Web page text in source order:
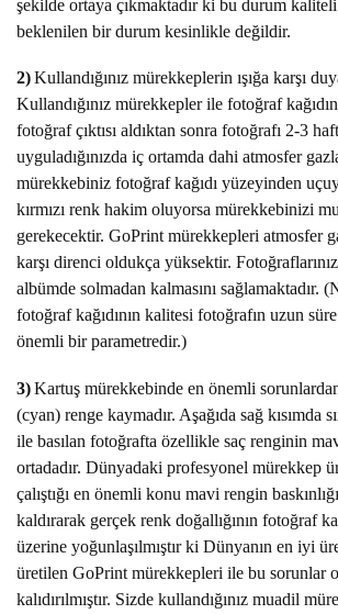
şekilde ortaya çıkmaktadır ki bu durum
beklenilen bir durum kesinlikle değildir.
2)Kullandığınız mürekkeplerin ışığa karşı
Kullandığınız mürekkepler ile fotoğraf
fotoğraf çıktısı aldıktan sonra fotoğrafı 2-3
uyguladığınızda iç ortamda dahi atmosfer
mürekkebiniz fotoğraf kağıdı yüzeyinden
kırmızı renk hakim oluyorsa mürekkebinizi
gerekecektir. GoPrint mürekkepleri atmosfer
karşı direnci oldukça yüksektir.
albümde solmadan kalmasını sağlamaktadır.
fotoğraf kağıdının kalitesi fotoğrafın uzun
önemli bir parametredir.)
3)Kartuş mürekkebinde en önemli
(cyan) renge kaymadır. Aşağıda sağ kısımda
ile basılan fotoğrafta özellikle saç renginin
ortadadır. Dünyadaki profesyonel mürekkep
çalıştığı en önemli konu mavi rengin
kaldırarak gerçek renk doğallığının fotoğraf
üzerine yoğunlaşılmıştır ki Dünyanın en iyi
üretilen GoPrint mürekkepleri ile bu sorunlar
kalıdırılmıştır. Sizde kullandığınız muadil